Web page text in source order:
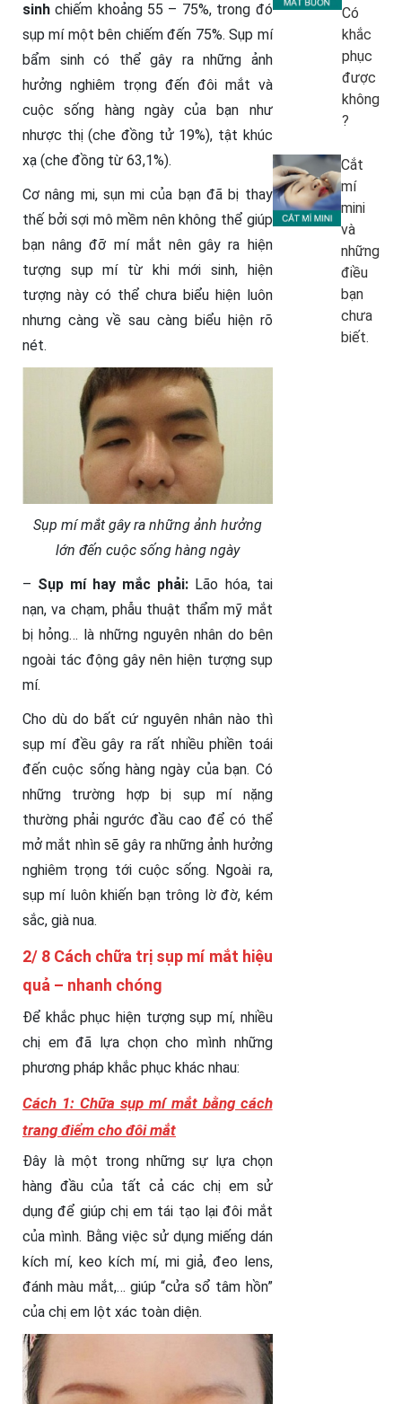
sinh chiếm khoảng 55 – 75%, trong đó
sụp mí một bên chiếm đến 75%. Sụp mí
bẩm sinh có thể gây ra những ảnh
hưởng nghiêm trọng đến đôi mắt và
cuộc sống hàng ngày của bạn như
nhược thị (che đồng tử 19%), tật khúc
xạ (che đồng từ 63,1%).
Cơ nâng mi, sụn mi của bạn đã bị thay
thế bởi sợi mô mềm nên không thể giúp
bạn nâng đỡ mí mắt nên gây ra hiện
tượng sụp mí từ khi mới sinh, hiện
tượng này có thể chưa biểu hiện luôn
nhưng càng về sau càng biểu hiện rõ
nét.
Sụp mí mắt gây ra những ảnh hưởng
lớn đến cuộc sống hàng ngày
– Sụp mí hay mắc phải: Lão hóa, tai
nạn, va chạm, phẫu thuật thẩm mỹ mắt
bị hỏng… là những nguyên nhân do bên
ngoài tác động gây nên hiện tượng sụp
mí.
Cho dù do bất cứ nguyên nhân nào thì
sụp mí đều gây ra rất nhiều phiền toái
đến cuộc sống hàng ngày của bạn. Có
những trường hợp bị sụp mí nặng
thường phải ngước đầu cao để có thể
mở mắt nhìn sẽ gây ra những ảnh hưởng
nghiêm trọng tới cuộc sống. Ngoài ra,
sụp mí luôn khiến bạn trông lờ đờ, kém
sắc, già nua.
2/ 8 Cách chữa trị sụp mí mắt hiệu
quả – nhanh chóng
Để khắc phục hiện tượng sụp mí, nhiều
chị em đã lựa chọn cho mình những
phương pháp khắc phục khác nhau:
Cách 1: Chữa sụp mí mắt bằng cách
trang điểm cho đôi mắt
Đây là một trong những sự lựa chọn
hàng đầu của tất cả các chị em sử
dụng để giúp chị em tái tạo lại đôi mắt
của mình. Bằng việc sử dụng miếng dán
kích mí, keo kích mí, mi giả, đeo lens,
đánh màu mắt,… giúp “cửa sổ tâm hồn”
của chị em lột xác toàn diện.
Có
khắc
phục
được
không
?
Cắt
mí
mini
và
những
điều
bạn
chưa
biết.